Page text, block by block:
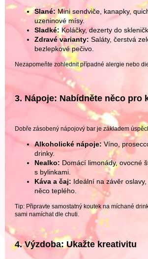
Slané: Mini sendviče, kanapky,
uzeninové mísy.
Sladké:Koláčky, dezerty do
Zdravé varianty: Saláty, čerstvá
bezlepkové pečivo.
Nezapomeňte zohlednit případné alergie nebo
3. Nápoje: Nabídněte něco pro
Dobře zásobený nápojový bar je základem
Alkoholické nápoje: Víno,
drinky.
Nealko: Domácí limonády, ovocné
s bylinkami.
Káva a čaj: Ideální na závěr
něco teplého.
Tip: Připravte samostatný koutek na míchané
sami namíchat dle chuti.
4. Výzdoba: Ukažte kreativitu